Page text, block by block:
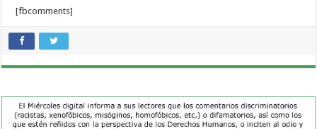
[fbcomments]